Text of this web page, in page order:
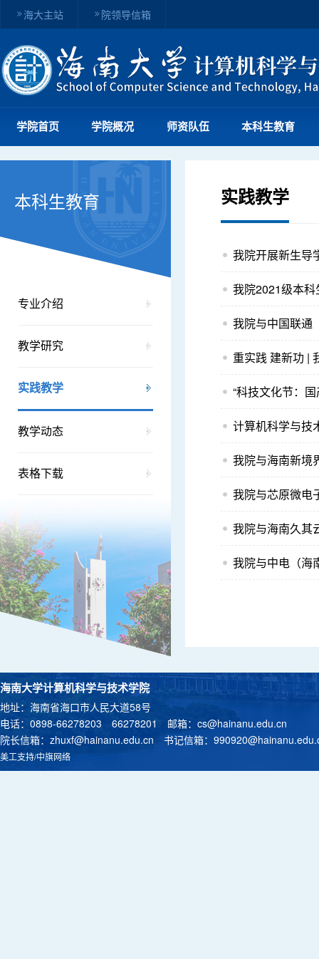
海大主站 院领导信箱
学院首页 学院概况 师资队伍 本科生教育
本科生教育
专业介绍
教学研究
实践教学
教学动态
表格下载
实践教学
我院开展新生导
我院2021级本
我院与中国联通
重实践 建新功 |
“科技文化节：
计算机科学与技
我院与海南新境
我院与芯原微电
我院与海南久其
我院与中电（海
海南大学计算机科学与技术学院
地址：海南省海口市人民大道58号
电话：0898-66278203 66278201 邮箱： cs@hainanu.edu.cn
院长信箱： zhuxf@hainanu.edu.cn 书记信箱：
美工支持/中旗网络